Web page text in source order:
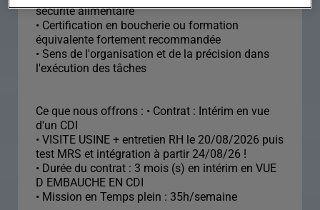
sécurité alimentaire
• Certification en boucherie ou formation
équivalente fortement recommandée
• Sens de l'organisation et de la précision dans
l'exécution des tâches
Ce que nous offrons : • Contrat : Intérim en vue
d'un CDI
• VISITE USINE + entretien RH le 20/08/2026 puis
test MRS et intégration à partir 24/08/26 !
• Durée du contrat : 3 mois (s) en intérim en VUE
D EMBAUCHE EN CDI
• Mission en Temps plein : 35h/semaine